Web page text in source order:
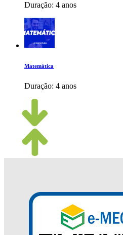
Duração: 4 anos
Matemática
Duração: 4 anos